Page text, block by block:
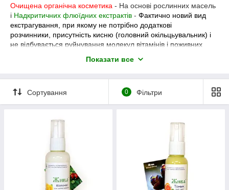
Очищена органічна косметика - На основі рослинних масель
і Надкритичних флюїдних екстрактів - Фактично новий вид
екстрагування, при якому не потрібно додаткові
розчинники, присутність кисню (головний окільцьувальник) і
не відбувається руйнування молекул вітамінів і поживних
Очищена органічна косметика Жива™
має широкий діапазон
дій і представлена кількома сериями.
засобами, У складі є тільки благотворні речовини, які
консерванта використовують у ролі консерванта Харчовий
консервант сорбат калія і консервант рослинного
походження Geogard@Ultra (Німеччина), який пройшли
найбільш строгий контроль якості в Європі.
Показати все
Сортування 0 Фільтри